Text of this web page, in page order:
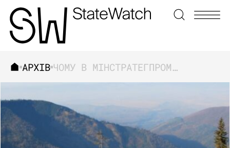
АРХІВ ЧОМУ В МІНСТРАТЕГПРОМІ ХОЧУТЬ КЕРУВАТИ ЛІСАМИ?